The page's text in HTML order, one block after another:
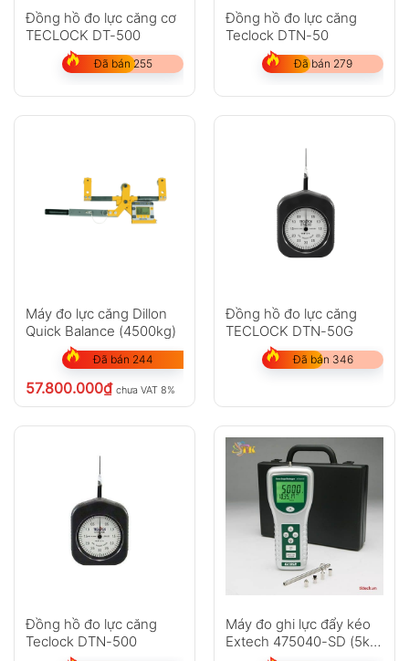
Đồng hồ đo lực căng cơ
TECLOCK DT-500
Đã bán 255
Đồng hồ đo lực căng
Teclock DTN-50
Đã bán 279
Máy đo lực căng Dillon
Quick Balance (4500kg)
Đã bán 244
57.800.000₫ chưa VAT 8%
Đồng hồ đo lực căng
TECLOCK DTN-50G
Đã bán 346
Đồng hồ đo lực căng
Teclock DTN-500
Máy đo ghi lực đẩy kéo
Extech 475040-SD (5kg,